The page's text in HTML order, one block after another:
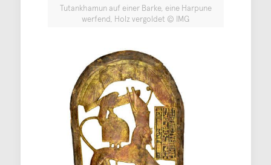
Tutankhamun auf einer Barke, eine Harpune
werfend, Holz vergoldet © IMG